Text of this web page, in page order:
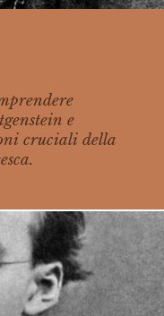
e
cruciali della